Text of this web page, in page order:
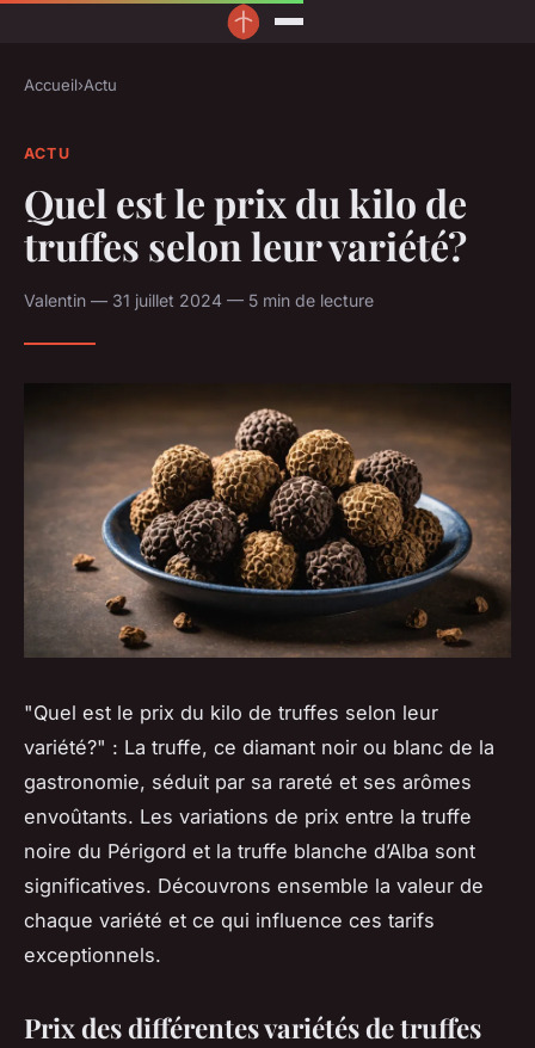
Accueil›Actu
ACTU
Quel est le prix du kilo de
truffes selon leur variété?
Valentin — 31 juillet 2024 — 5 min de lecture
"Quel est le prix du kilo de truffes selon leur
variété?" : La truffe, ce diamant noir ou blanc de la
gastronomie, séduit par sa rareté et ses arômes
envoûtants. Les variations de prix entre la truffe
noire du Périgord et la truffe blanche d’Alba sont
significatives. Découvrons ensemble la valeur de
chaque variété et ce qui influence ces tarifs
exceptionnels.
Prix des différentes variétés de truffes